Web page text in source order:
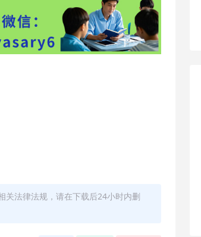
关法律法规，请在下载后24小时内删